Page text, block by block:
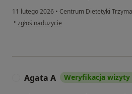
11 lutego 2026 • Centrum Dietetyki
• w opinii użytkownika Małgorzata
zgłoś nadużycie
Agata A Weryfikacja wizyty